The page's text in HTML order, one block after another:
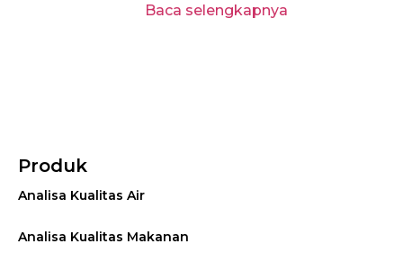
Baca selengkapnya
Produk
Analisa Kualitas Air
Analisa Kualitas Makanan